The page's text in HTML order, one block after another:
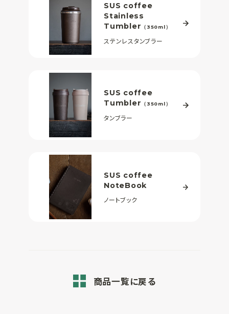
SUS coffee
Stainless
Tumbler
（350ml）
ステンレスタンブラー
SUS coffee
Tumbler
（350ml）
タンブラー
SUS coffee
NoteBook
ノートブック
商品一覧に戻る